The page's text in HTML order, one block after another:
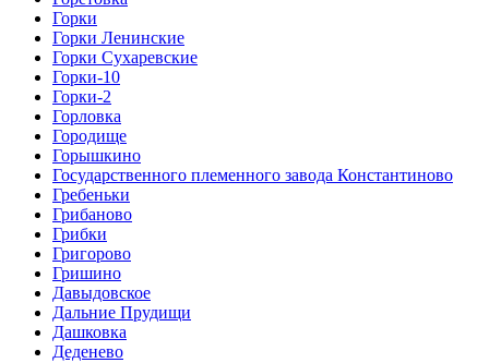
Горки
Горки Ленинские
Горки Сухаревские
Горки-10
Горки-2
Горловка
Городище
Горышкино
Государственного племенного завода Константиново
Гребеньки
Грибаново
Грибки
Григорово
Гришино
Давыдовское
Дальние Прудищи
Дашковка
Деденево